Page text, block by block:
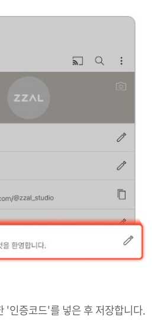
'인증코드'를 넣은 후 저장합니다.